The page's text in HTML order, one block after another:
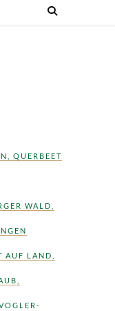
QUERBEET
WALD
AUF LAND